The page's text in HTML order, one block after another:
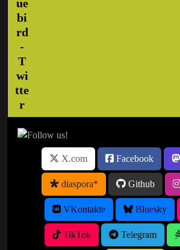
X.com Facebook
diaspora* Github
VKontakte Bluesky
TikTok Telegram